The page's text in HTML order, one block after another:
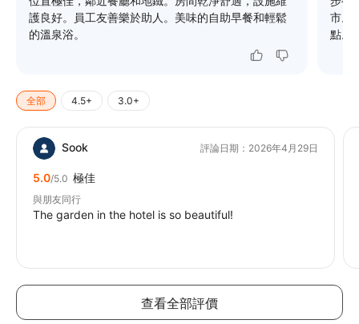
護良好。員工友善樂於助人。美味的自助早餐和輕鬆
的溫泉浴。
市。
點。
全部 4.5+ 3.0+
Sook 評論日期：2026年4月29日
5.0/5.0 極佳
與朋友同行
The garden in the hotel is so beautiful!
查看全部評價